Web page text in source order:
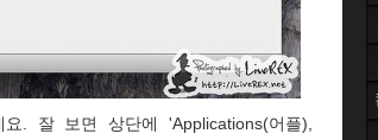
. 잘 보면 상단에 'Applications(어플),